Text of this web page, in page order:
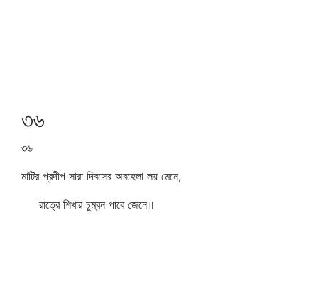
৩৬
৩৬
মাটির প্রদীপ সারা দিবসের অবহেলা লয় মেনে,
রাত্রে শিখার চুম্বন পাবে জেনে॥